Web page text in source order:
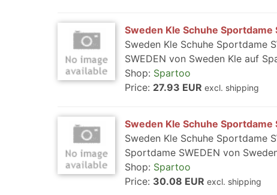
Sweden Kle Schuhe Sportdame
Sweden Kle Schuhe Sportdame
SWEDEN von Sweden Kle auf
Shop: Spartoo
Price: 27.93 EUR excl. shipping
Sweden Kle Schuhe Sportdame
Sweden Kle Schuhe Sportdame
Sportdame SWEDEN von
Shop: Spartoo
Price: 30.08 EUR excl. shipping